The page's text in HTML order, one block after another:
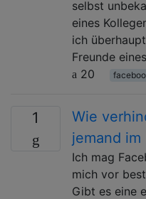
selbst
eines
ich
Freunde
20
1
Wie
jemand
Ich mag
mich vor
Gibt es eine